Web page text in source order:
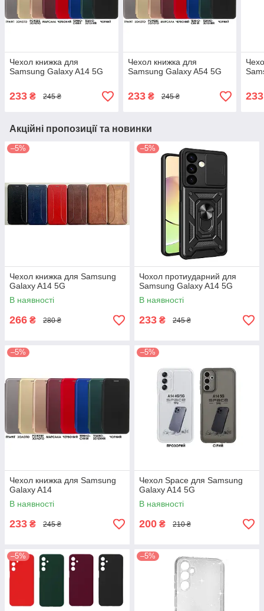
Чехол книжка для
Samsung Galaxy A14 5G
233 ₴ 245 ₴
Чехол книжка для
Samsung Galaxy A54 5G
233₴ 245 ₴ 233
Акційні пропозиції та новинки
–5%
Чехол книжка для Samsung
Galaxy A14 5G
В наявності
266 ₴ 280 ₴
–5%
Чохол протиударний для
Samsung Galaxy A14 5G
В наявності
233 ₴ 245 ₴
–5%
Чехол книжка для Samsung
Galaxy A14
В наявності
233 ₴ 245 ₴
–5%
Чехол Space для Samsung
Galaxy A14 5G
В наявності
200 ₴ 210 ₴
–5% –5%